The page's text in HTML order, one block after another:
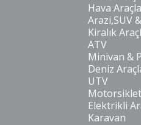
Hava
Arazi,SUV
Kiralık
ATV
Minivan &
Deniz
UTV
Motorsiklet
Elektrikli
Karavan